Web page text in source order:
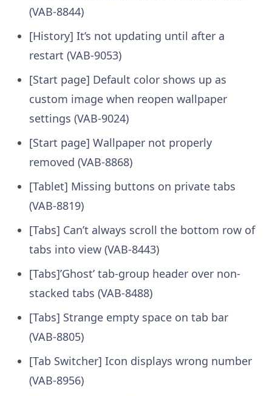
(VAB-8844)
[History] It’s not updating until after a
restart (VAB-9053)
[Start page] Default color shows up as
custom image when reopen wallpaper
settings (VAB-9024)
[Start page] Wallpaper not properly
removed (VAB-8868)
[Tablet] Missing buttons on private tabs
(VAB-8819)
[Tabs] Can’t always scroll the bottom row of
tabs into view (VAB-8443)
[Tabs]’Ghost’ tab-group header over non-
stacked tabs (VAB-8488)
[Tabs] Strange empty space on tab bar
(VAB-8805)
[Tab Switcher] Icon displays wrong number
(VAB-8956)